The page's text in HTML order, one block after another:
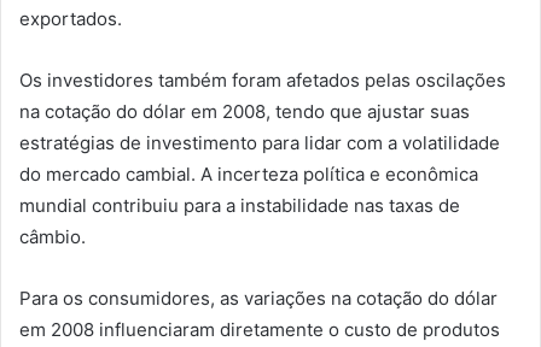
exportados.
Os investidores também foram afetados pelas oscilações
na cotação do dólar em 2008, tendo que ajustar suas
estratégias de investimento para lidar com a volatilidade
do mercado cambial. A incerteza política e econômica
mundial contribuiu para a instabilidade nas taxas de
câmbio.
Para os consumidores, as variações na cotação do dólar
em 2008 influenciaram diretamente o custo de produtos